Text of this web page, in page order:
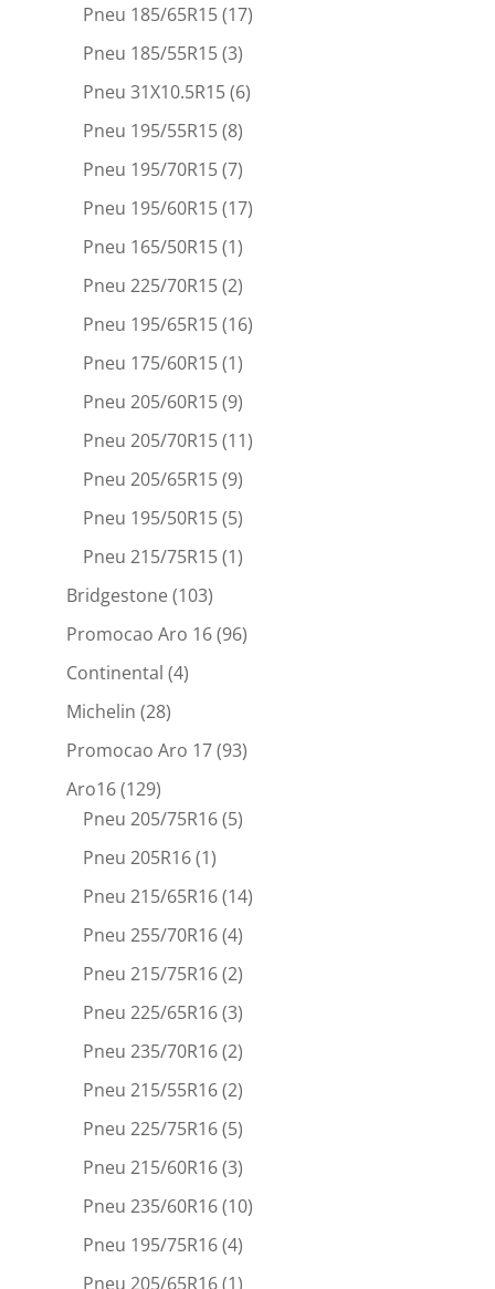
Pneu 185/65R15(17)
Pneu 185/55R15(3)
Pneu 31X10.5R15(6)
Pneu 195/55R15(8)
Pneu 195/70R15(7)
Pneu 195/60R15(17)
Pneu 165/50R15(1)
Pneu 225/70R15(2)
Pneu 195/65R15(16)
Pneu 175/60R15(1)
Pneu 205/60R15(9)
Pneu 205/70R15(11)
Pneu 205/65R15(9)
Pneu 195/50R15(5)
Pneu 215/75R15(1)
Bridgestone(103)
Promocao Aro 16(96)
Continental (4)
Michelin (28)
Promocao Aro 17(93)
Aro16(129)
Pneu 205/75R16(5)
Pneu 205R16(1)
Pneu 215/65R16(14)
Pneu 255/70R16(4)
Pneu 215/75R16(2)
Pneu 225/65R16(3)
Pneu 235/70R16(2)
Pneu 215/55R16(2)
Pneu 225/75R16(5)
Pneu 215/60R16(3)
Pneu 235/60R16(10)
Pneu 195/75R16(4)
Pneu 205/65R16(1)